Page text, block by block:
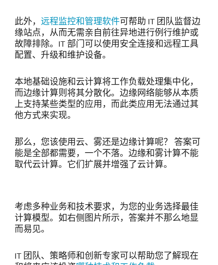
此外， 远程监控和管理软件可帮助 IT 团队监督边
缘站点，从而无需亲自前往异地进行例行维护或
故障排除。IT 部门可以使用安全连接和远程工具
配置、升级和维护设备。
本地基础设施和云计算将工作负载处理集中化，
而边缘计算则将其分散化。边缘网络能够从本质
上支持某些类型的应用，而此类应用无法通过其
他方式来实现。
那么，您该使用云、雾还是边缘计算呢？ 答案可
能是全部都需要，一个不落。边缘和雾计算不能
取代云计算。它们扩展并增强了云计算。
考虑多种业务和技术要求，为您的业务选择最佳
计算模型。如右侧图片所示，答案并不那么地显
而易见。
IT 团队、策略师和创新专家可以帮助您了解现在